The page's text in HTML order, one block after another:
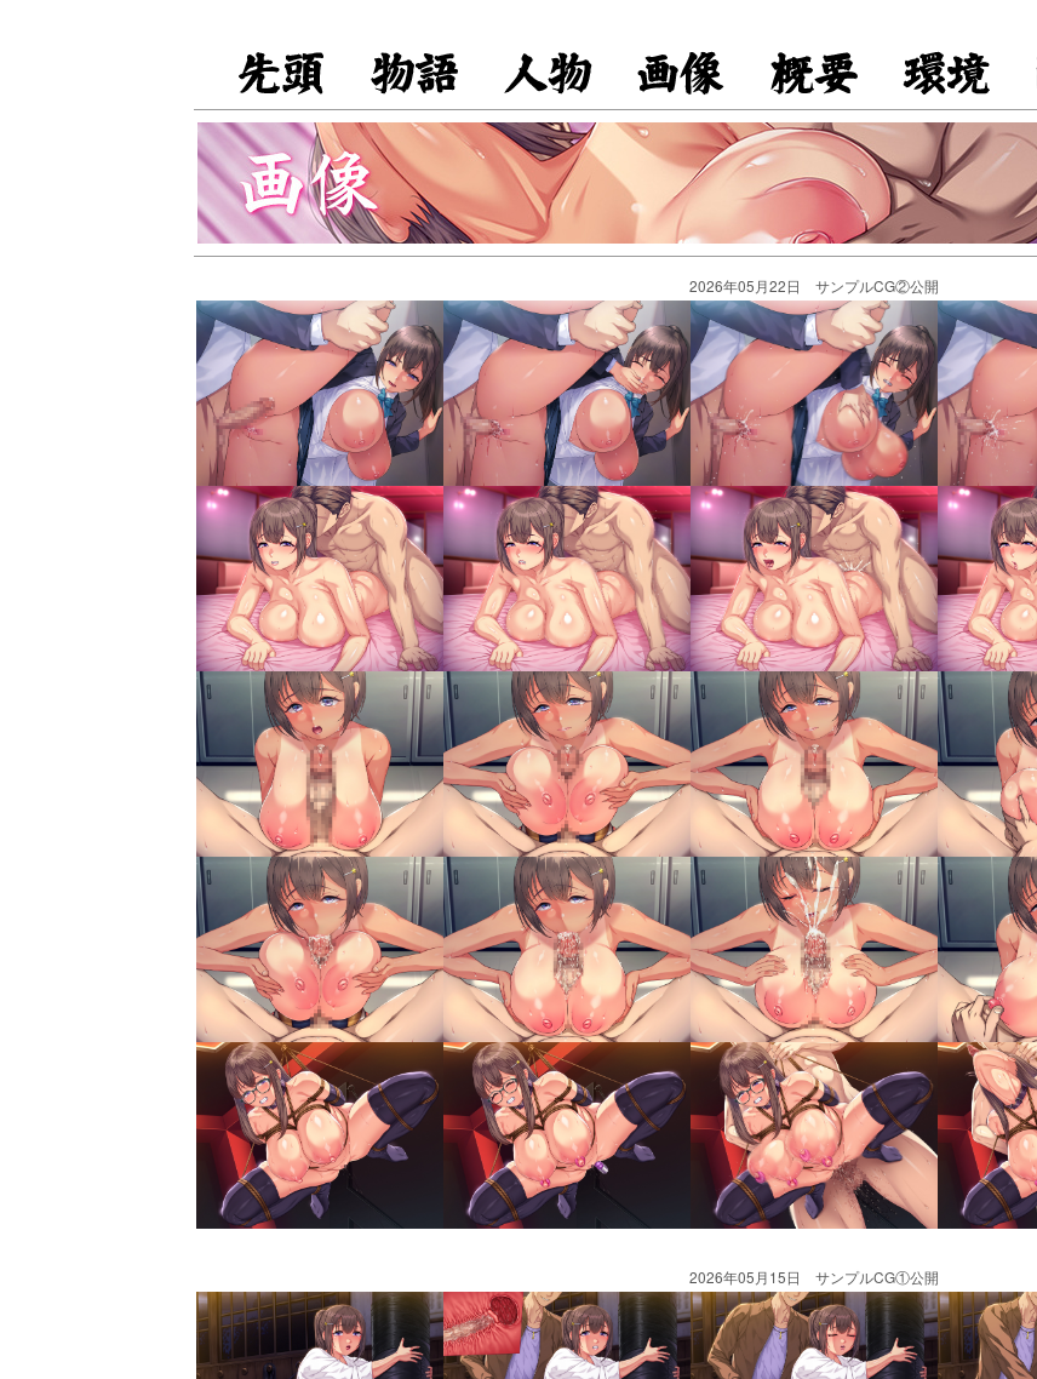
2026年05月22日 サンプルCG②公開
2026年05月15日 サンプルCG①公開